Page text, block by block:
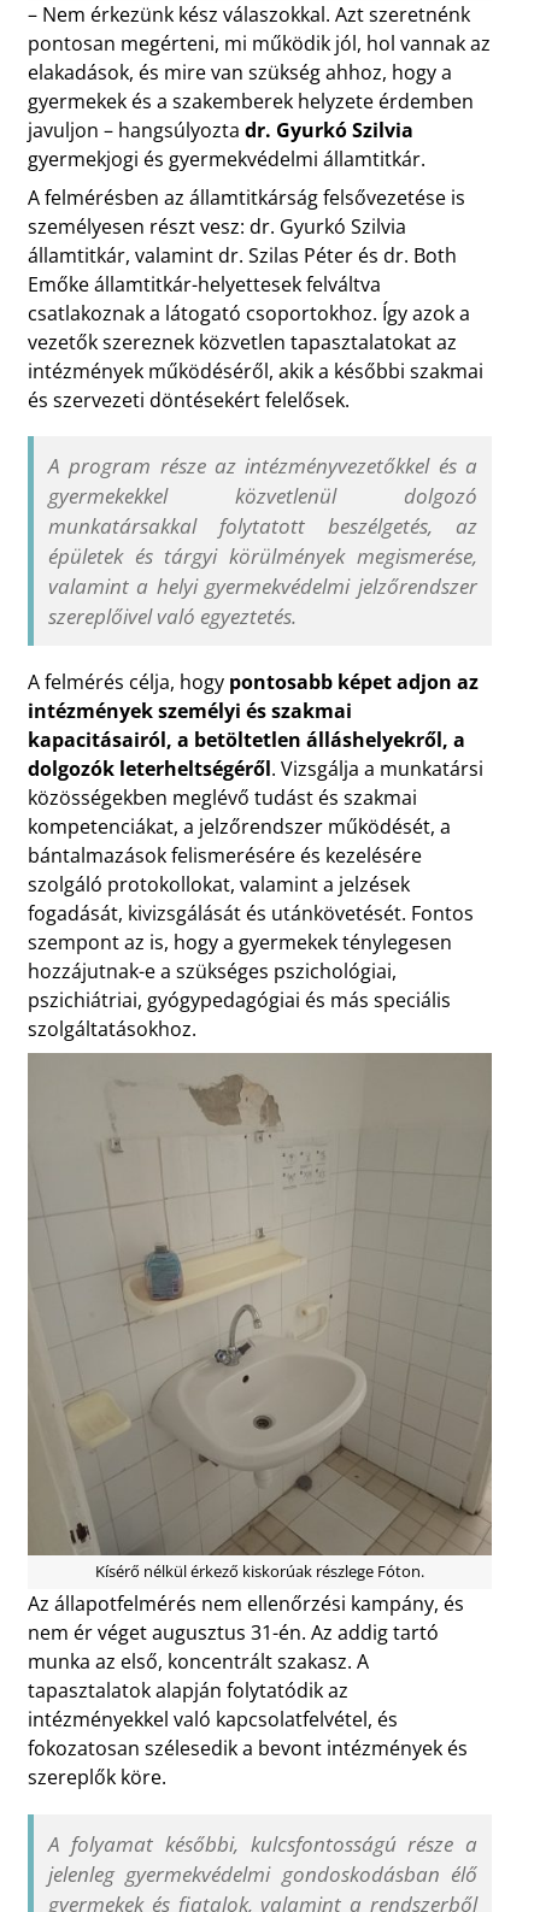
– Nem érkezünk kész válaszokkal. Azt szeretnénk
pontosan megérteni, mi működik jól, hol vannak az
elakadások, és mire van szükség ahhoz, hogy a
gyermekek és a szakemberek helyzete érdemben
javuljon – hangsúlyozta dr. Gyurkó Szilvia
gyermekjogi és gyermekvédelmi államtitkár.
A felmérésben az államtitkárság felsővezetése is
személyesen részt vesz: dr. Gyurkó Szilvia
államtitkár, valamint dr. Szilas Péter és dr. Both
Emőke államtitkár-helyettesek felváltva
csatlakoznak a látogató csoportokhoz. Így azok a
vezetők szereznek közvetlen tapasztalatokat az
intézmények működéséről, akik a későbbi szakmai
és szervezeti döntésekért felelősek.
A program része az intézményvezetőkkel és a
gyermekekkel közvetlenül dolgozó
munkatársakkal folytatott beszélgetés, az
épületek és tárgyi körülmények megismerése,
valamint a helyi gyermekvédelmi jelzőrendszer
szereplőivel való egyeztetés.
A felmérés célja, hogy pontosabb képet adjon az
intézmények személyi és szakmai
kapacitásairól, a betöltetlen álláshelyekről, a
dolgozók leterheltségéről. Vizsgálja a munkatársi
közösségekben meglévő tudást és szakmai
kompetenciákat, a jelzőrendszer működését, a
bántalmazások felismerésére és kezelésére
szolgáló protokollokat, valamint a jelzések
fogadását, kivizsgálását és utánkövetését. Fontos
szempont az is, hogy a gyermekek ténylegesen
hozzájutnak-e a szükséges pszichológiai,
pszichiátriai, gyógypedagógiai és más speciális
szolgáltatásokhoz.
Kísérő nélkül érkező kiskorúak részlege Fóton.
Az állapotfelmérés nem ellenőrzési kampány, és
nem ér véget augusztus 31-én. Az addig tartó
munka az első, koncentrált szakasz. A
tapasztalatok alapján folytatódik az
intézményekkel való kapcsolatfelvétel, és
fokozatosan szélesedik a bevont intézmények és
szereplők köre.
A folyamat későbbi, kulcsfontosságú része a
jelenleg gyermekvédelmi gondoskodásban élő
gyermekek és fiatalok, valamint a rendszerből